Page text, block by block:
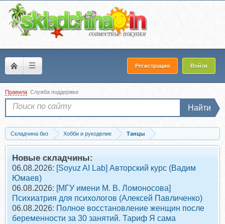
☰ Регистрация Войти
Правила Служба поддержки
Найти
Складчина биз Хобби и рукоделие
Танцы
Скачать [Fitstras] Танцы антистресс 2 (Илана Сухорукова)
Новые складчины:
06.08.2026: [Soyuz AI Lab] Авторский курс (Вадим
Юмаев)
06.08.2026: [МГУ имени М. В. Ломоносова]
Психиатрия для психологов (Алексей Павличенко)
06.08.2026: Полное восстановление женщин после
беременности за 30 занятий. Тариф Я сама